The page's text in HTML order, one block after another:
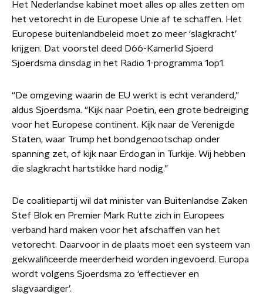
Het Nederlandse kabinet moet alles op alles zetten om
het vetorecht in de Europese Unie af te schaffen. Het
Europese buitenlandbeleid moet zo meer ‘slagkracht’
krijgen. Dat voorstel deed D66-Kamerlid Sjoerd
Sjoerdsma dinsdag in het Radio 1-programma 1op1.
“De omgeving waarin de EU werkt is echt veranderd,”
aldus Sjoerdsma. “Kijk naar Poetin, een grote bedreiging
voor het Europese continent. Kijk naar de Verenigde
Staten, waar Trump het bondgenootschap onder
spanning zet, of kijk naar Erdogan in Turkije. Wij hebben
die slagkracht hartstikke hard nodig.”
De coalitiepartij wil dat minister van Buitenlandse Zaken
Stef Blok en Premier Mark Rutte zich in Europees
verband hard maken voor het afschaffen van het
vetorecht. Daarvoor in de plaats moet een systeem van
gekwalificeerde meerderheid worden ingevoerd. Europa
wordt volgens Sjoerdsma zo ‘effectiever en
slagvaardiger’.